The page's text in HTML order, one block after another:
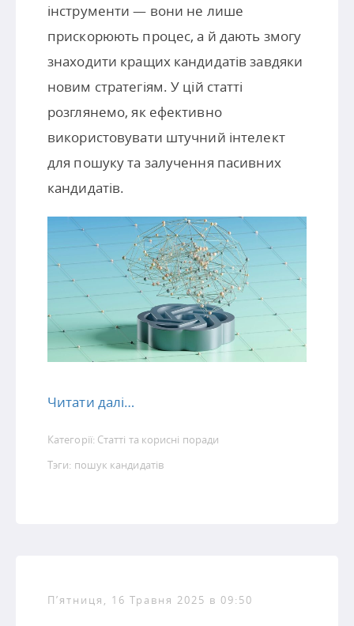
інструменти — вони не лише
прискорюють процес, а й дають змогу
знаходити кращих кандидатів завдяки
новим стратегіям. У цій статті
розглянемо, як ефективно
використовувати штучний інтелект
для пошуку та залучення пасивних
кандидатів.
Читати далі…
Категорії: Статті та корисні поради
Тэги: пошук кандидатів
П’ятниця, 16 Травня 2025 в 09:50